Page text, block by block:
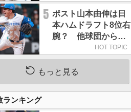
5 ポスト山本由伸は日
本ハムドラフト8位右
腕？ 他球団から
「モノが違う」HOT TOPIC
もっと見る
ランキング